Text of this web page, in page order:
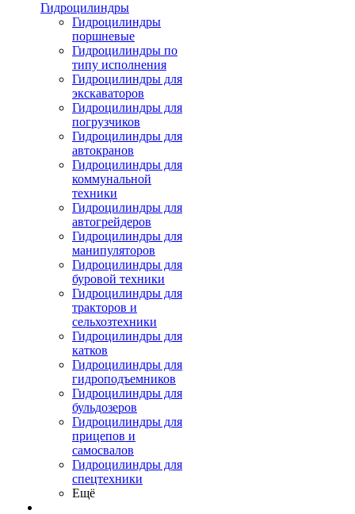
Гидроцилиндры
Гидроцилиндры
поршневые
Гидроцилиндры по
типу исполнения
Гидроцилиндры для
экскаваторов
Гидроцилиндры для
погрузчиков
Гидроцилиндры для
автокранов
Гидроцилиндры для
коммунальной
техники
Гидроцилиндры для
автогрейдеров
Гидроцилиндры для
манипуляторов
Гидроцилиндры для
буровой техники
Гидроцилиндры для
тракторов и
сельхозтехники
Гидроцилиндры для
катков
Гидроцилиндры для
гидроподъемников
Гидроцилиндры для
бульдозеров
Гидроцилиндры для
прицепов и
самосвалов
Гидроцилиндры для
спецтехники
Ещё